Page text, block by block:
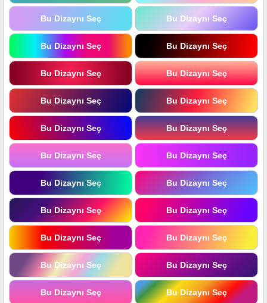
Bu Dizaynı Seç Bu Dizaynı Seç
Bu Dizaynı Seç Bu Dizaynı Seç
Bu Dizaynı Seç Bu Dizaynı Seç
Bu Dizaynı Seç Bu Dizaynı Seç
Bu Dizaynı Seç Bu Dizaynı Seç
Bu Dizaynı Seç Bu Dizaynı Seç
Bu Dizaynı Seç Bu Dizaynı Seç
Bu Dizaynı Seç Bu Dizaynı Seç
Bu Dizaynı Seç Bu Dizaynı Seç
Bu Dizaynı Seç Bu Dizaynı Seç
Bu Dizaynı Seç Bu Dizaynı Seç